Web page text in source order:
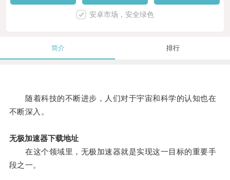
安卓市场，安全绿色
简介 排行
随着科技的不断进步，人们对于宇宙和科学的认知也在
不断深入。
无极加速器下载地址
在这个领域里，无极加速器就是实现这一目标的重要手
段之一。